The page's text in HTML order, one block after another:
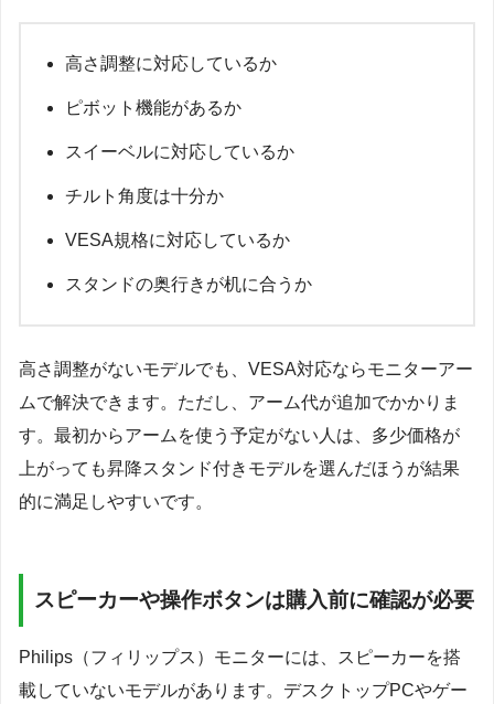
高さ調整に対応しているか
ピボット機能があるか
スイーベルに対応しているか
チルト角度は十分か
VESA規格に対応しているか
スタンドの奥行きが机に合うか
高さ調整がないモデルでも、VESA対応ならモニターアー
ムで解決できます。ただし、アーム代が追加でかかりま
す。最初からアームを使う予定がない人は、多少価格が
上がっても昇降スタンド付きモデルを選んだほうが結果
的に満足しやすいです。
スピーカーや操作ボタンは購入前に確認が必要
Philips（フィリップス）モニターには、スピーカーを搭
載していないモデルがあります。デスクトップPCやゲー